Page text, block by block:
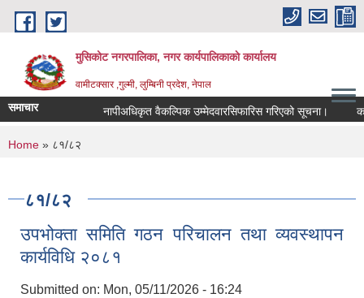
Skip to main content
मुसिकोट नगरपालिका, नगर कार्यपालिकाकाे कार्यालय
वामीटक्सार ,गुल्मी, लुम्बिनी प्रदेश, नेपाल
समाचार नापीअधिकृत वैकल्पिक उम्मेदवारसिफारिस गरिएको सूचना।
You are here
Home » ८१/८२
८१/८२
उपभोक्ता समिति गठन परिचालन तथा व्यवस्थापन
कार्यविधि २०८१
Submitted on: Mon, 05/11/2026 - 16:24